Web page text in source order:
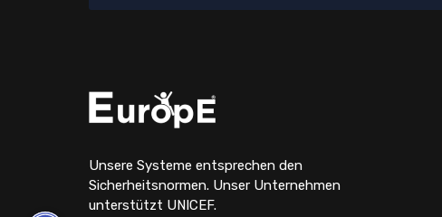
Unsere Systeme entsprechen den
Sicherheitsnormen. Unser Unternehmen
unterstützt UNICEF.